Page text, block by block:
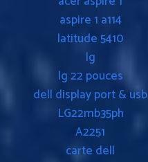
aspire 1 a114
latitude 5410
lg
lg 22 pouces
dell display port & usb
LG22mb35ph
A2251
carte dell